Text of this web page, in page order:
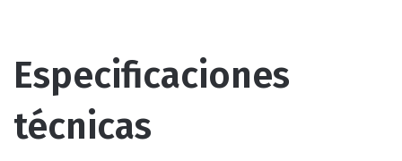
Especificaciones
técnicas